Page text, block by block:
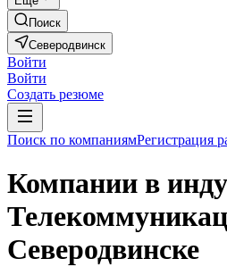
Поиск
Северодвинск
Войти
Войти
Создать резюме
Поиск по компаниямРегистрация
Компании в
Северодвинске